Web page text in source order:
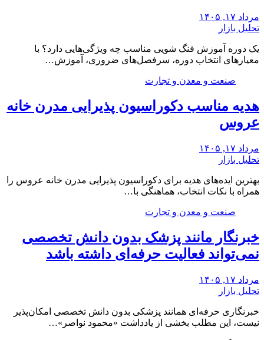
مرداد ۱۷, ۱۴۰۵
تحلیل بازار
یک دوره آموزش فنگ شویی مناسب چه ویژگی‌هایی دارد؟ با
معیارهای انتخاب دوره، سرفصل‌های ضروری، آموزش…
صنعت و معدن و تجارت
هدیه مناسب دکوراسیون پذیرایی مدرن خانه
عروس
مرداد ۱۷, ۱۴۰۵
تحلیل بازار
بهترین ایده‌های هدیه برای دکوراسیون پذیرایی مدرن خانه عروس را
همراه با نکات انتخاب، هماهنگی با…
صنعت و معدن و تجارت
خبرنگار مانند پزشک بدون دانش تخصصی
نمی‌تواند فعالیت حرفه‌ای داشته باشد
مرداد ۱۷, ۱۴۰۵
تحلیل بازار
خبرنگاری حرفه‌ای همانند پزشکی بدون دانش تخصصی امکان‌پذیر
نیست، این مطلب بخشی از یادداشت «محمود نواصر»…